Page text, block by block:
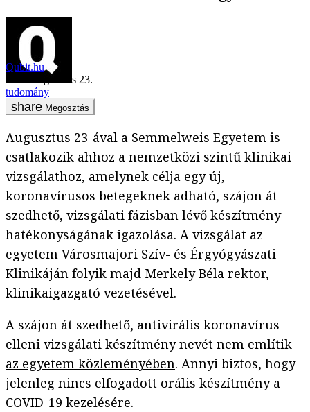
Qubit.hu
2021. augusztus 23.
tudomány
Megosztás
Augusztus 23-ával a Semmelweis Egyetem is
csatlakozik ahhoz a nemzetközi szintű klinikai
vizsgálathoz, amelynek célja egy új,
koronavírusos betegeknek adható, szájon át
szedhető, vizsgálati fázisban lévő készítmény
hatékonyságának igazolása. A vizsgálat az
egyetem Városmajori Szív- és Érgyógyászati
Klinikáján folyik majd Merkely Béla rektor,
klinikaigazgató vezetésével.
A szájon át szedhető, antivirális koronavírus
elleni vizsgálati készítmény nevét nem említik
az egyetem közleményében. Annyi biztos, hogy
jelenleg nincs elfogadott orális készítmény a
COVID-19 kezelésére.